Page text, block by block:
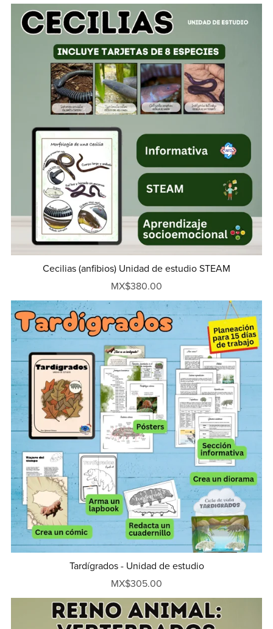
Cecilias (anfibios) Unidad de estudio STEAM
MX$380.00
Tardígrados - Unidad de estudio
MX$305.00